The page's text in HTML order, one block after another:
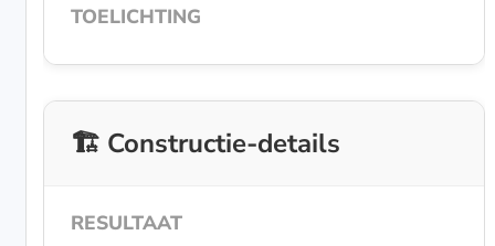
🏗️ Constructie-details